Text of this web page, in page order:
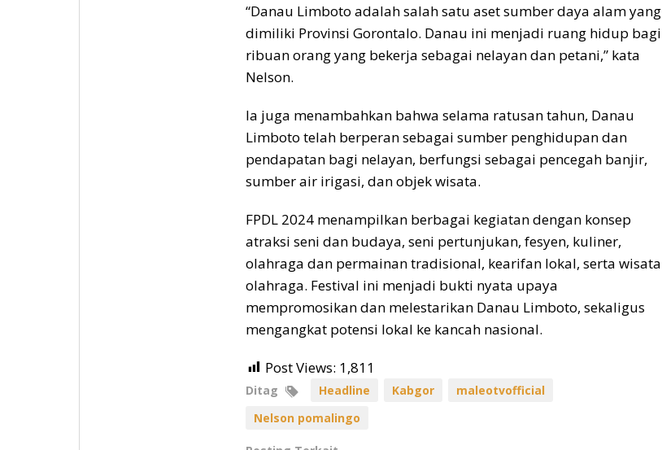
“Danau Limboto adalah salah satu aset sumber daya alam yang
dimiliki Provinsi Gorontalo. Danau ini menjadi ruang hidup bagi
ribuan orang yang bekerja sebagai nelayan dan petani,” kata
Nelson.
Ia juga menambahkan bahwa selama ratusan tahun, Danau
Limboto telah berperan sebagai sumber penghidupan dan
pendapatan bagi nelayan, berfungsi sebagai pencegah banjir,
sumber air irigasi, dan objek wisata.
FPDL 2024 menampilkan berbagai kegiatan dengan konsep
atraksi seni dan budaya, seni pertunjukan, fesyen, kuliner,
olahraga dan permainan tradisional, kearifan lokal, serta wisata
olahraga. Festival ini menjadi bukti nyata upaya
mempromosikan dan melestarikan Danau Limboto, sekaligus
mengangkat potensi lokal ke kancah nasional.
Post Views: 1,811
Ditag Headline Kabgor
maleotvofficial
Nelson pomalingo